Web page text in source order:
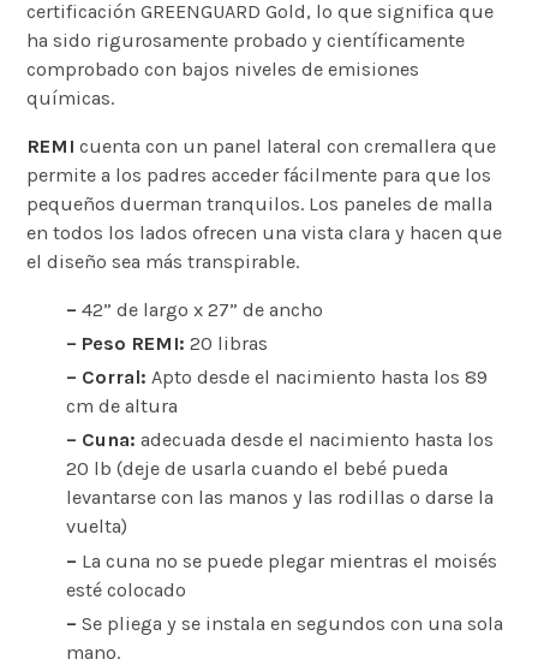
certificación GREENGUARD Gold, lo que significa que
ha sido rigurosamente probado y científicamente
comprobado con bajos niveles de emisiones
químicas.
REMI cuenta con un panel lateral con cremallera que
permite a los padres acceder fácilmente para que los
pequeños duerman tranquilos. Los paneles de malla
en todos los lados ofrecen una vista clara y hacen que
el diseño sea más transpirable.
– 42” de largo x 27” de ancho
– Peso REMI: 20 libras
– Corral: Apto desde el nacimiento hasta los 89
cm de altura
– Cuna: adecuada desde el nacimiento hasta los
20 lb (deje de usarla cuando el bebé pueda
levantarse con las manos y las rodillas o darse la
vuelta)
– La cuna no se puede plegar mientras el moisés
esté colocado
– Se pliega y se instala en segundos con una sola
mano.